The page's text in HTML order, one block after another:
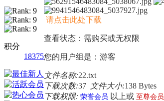
积分
18375
请点击此处下载
查看状态：需购买或无权限
您的用户组是：游客
文件名称:22.txt
下载次数:37 文件大小:138 Bytes
下载权限: 荣誉会员 以上或 至尊会员